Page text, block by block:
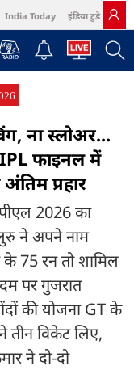
India Today इंडिया टुडे हिंदी
Bazaar Northeast
ना स्लोअर...
फाइनल में
प्रहार
2026 का
ने अपने नाम
75 रन तो शाम‍िल
पर गुजरात
की योजना GT के
तीन विकेट लिए,
ने दो-दो